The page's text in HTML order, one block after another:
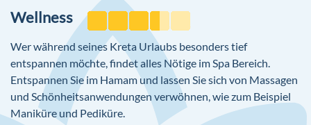
Souvenirshop
Juwelier
- A-la-carte Restaurants (asiatisch, griechisch, italienisch
sowie libanesische Küche) bei All inclusive inklusive,
Reservierung erforderlich
Wellness
Wer während seines Kreta Urlaubs besonders tief
entspannen möchte, findet alles Nötige im Spa Bereich.
Entspannen Sie im Hamam und lassen Sie sich von Massagen
und Schönheitsanwendungen verwöhnen, wie zum Beispiel
Maniküre und Pediküre.